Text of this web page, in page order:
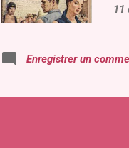
11
Enregistrer un